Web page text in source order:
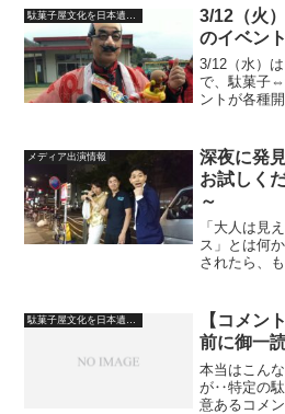
子・駄菓子
3/12（火
のイベン
3/12（水）
で、駄菓子⇔
ントが各種
で、駄菓子
のたくさん
メディア出演情報
深夜に発
お試しく
～
「大人は見
ス」とは何
されたら、
ーズの山里
東京９月２
駄菓子屋文化を日本遺産に
【コメン
前に御一
本当はこん
が‥特定の駄
意あるコメ